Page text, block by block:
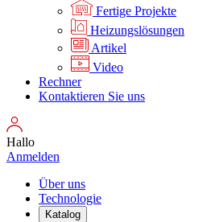
Fertige Projekte
Heizungslösungen
Artikel
Video
Rechner
Kontaktieren Sie uns
Hallo
Anmelden
Über uns
Technologie
Katalog